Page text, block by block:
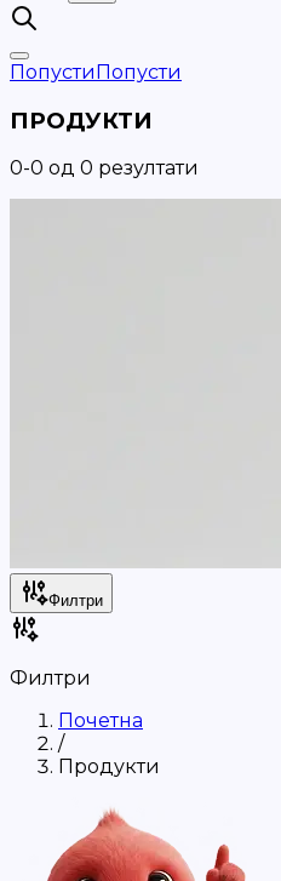
ПопустиПопусти
ПРОДУКТИ
0-0 од 0 резултати
Филтри
Филтри
Почетна
/
Продукти